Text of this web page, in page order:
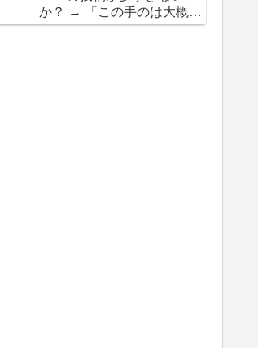
か？ → 「この手のは大概が
東南アジアや中国の仕業」